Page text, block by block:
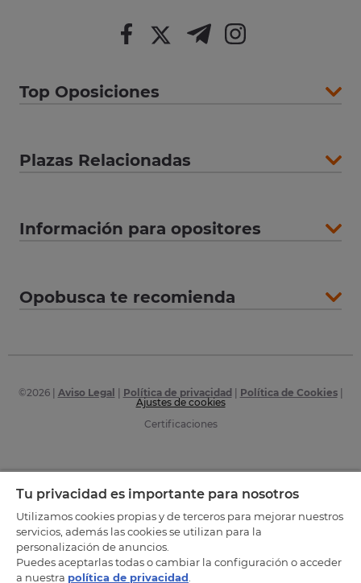
Top Oposiciones
Plazas Relacionadas
Información para opositores
Opobusca te recomienda
©2026| Aviso Legal Política de privacidad Política de Cookies|
Ajustes de cookies
Certificaciones
Tu privacidad es importante para nosotros
Utilizamos cookies propias y de terceros para mejorar nuestros
servicios, además las cookies se utilizan para la
personalización de anuncios.
Puedes aceptarlas todas o cambiar la configuración o acceder
a nuestra política de privacidad